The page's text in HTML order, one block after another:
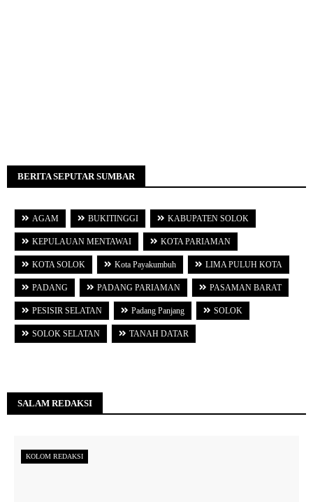
BERITA SEPUTAR SUMBAR
AGAM BUKITINGGI KABUPATEN SOLOK
KEPULAUAN MENTAWAI KOTA PARIAMAN
KOTA SOLOK Kota Payakumbuh LIMA PULUH KOTA
PADANG PADANG PARIAMAN PASAMAN BARAT
PESISIR SELATAN Padang Panjang SOLOK
SOLOK SELATAN TANAH DATAR
SALAM REDAKSI
KOLOM REDAKSI